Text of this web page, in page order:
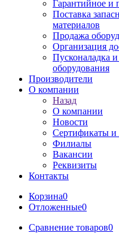
Гарантийное и
Поставка
материалов
Продажа
Организация
Пусконаладка
оборудования
Производители
О компании
Назад
О компании
Новости
Сертификаты и
Филиалы
Вакансии
Реквизиты
Контакты
Корзина0
Отложенные0
Сравнение товаров0